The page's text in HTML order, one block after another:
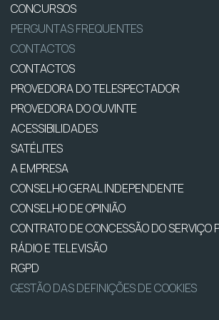
CONCURSOS
PERGUNTAS FREQUENTES
CONTACTOS
CONTACTOS
PROVEDORA DO TELESPECTADOR
PROVEDORA DO OUVINTE
ACESSIBILIDADES
SATÉLITES
A EMPRESA
CONSELHO GERAL INDEPENDENTE
CONSELHO DE OPINIÃO
CONTRATO DE CONCESSÃO DO SERVIÇO
RÁDIO E TELEVISÃO
RGPD
GESTÃO DAS DEFINIÇÕES DE COOKIES